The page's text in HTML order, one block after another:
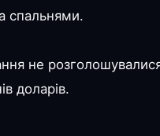
спальнями.
не
доларів.